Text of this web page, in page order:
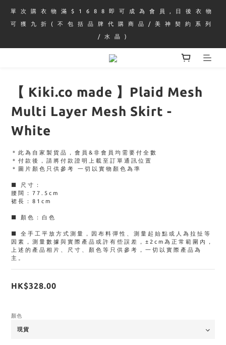
單 次 購 衣 物 滿 $ 1 6 8 8 即 可 成 為 會 員 , 日 後 衣 物
可 獲 九 折 ( 不 包 括 品 牌 代 購 商 品 / 美 神 契 約 系 列
/ 水 晶 )
【 Kiki.co made 】Plaid Mesh
Multi Layer Mesh Skirt -
White
＊此為自家製貨品，會員&非會員均需要付全數
＊付款後，請將付款證明上載至訂單通訊位置
＊圖片顏色只供參考 一切以實物顏色為準
■ 尺寸：
腰闊：77.5cm
裙長：81cm
■ 顏色：白色
■ 全手工平放方式測量，因布料彈性、測量起始點或人為拉扯等
因素，測量數據與實際產品或許有些誤差，±2cm為正常範圍內，
上述的產品相片、尺寸、顏色等只供參考，一切以實際產品為
主。
HK$328.00
顏色